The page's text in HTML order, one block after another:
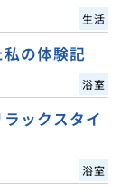
生活
の体験記
浴室
ックスタイ
浴室